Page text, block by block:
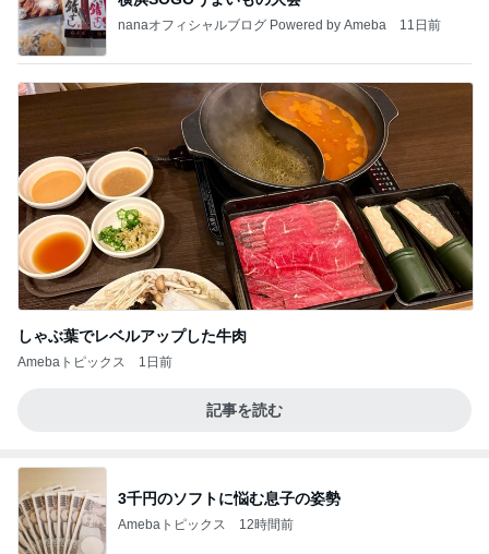
nanaオフィシャルブログ Powered by Ameba 11日前
しゃぶ葉でレベルアップした牛肉
Amebaトピックス 1日前
記事を読む
3千円のソフトに悩む息子の姿勢
Amebaトピックス 12時間前